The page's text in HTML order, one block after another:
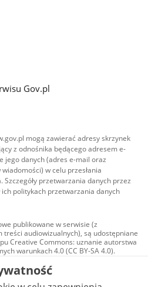
Gov.pl
mogą zawierać adresy skrzynek
z odnośnika będącego adresem e-
jego danych (adres e-mail oraz
w celu przesłania
Szczegóły przetwarzania danych przez
politykach przetwarzania danych
publikowane w serwisie (z
treści audiowizualnych), są udostępniane
Creative Commons: uznanie autorstwa
warunkach 4.0 (CC BY-SA 4.0).
w tym zdjęcia, materiały
są udostępniane na licencji typu
uznanie autorstwa użycie